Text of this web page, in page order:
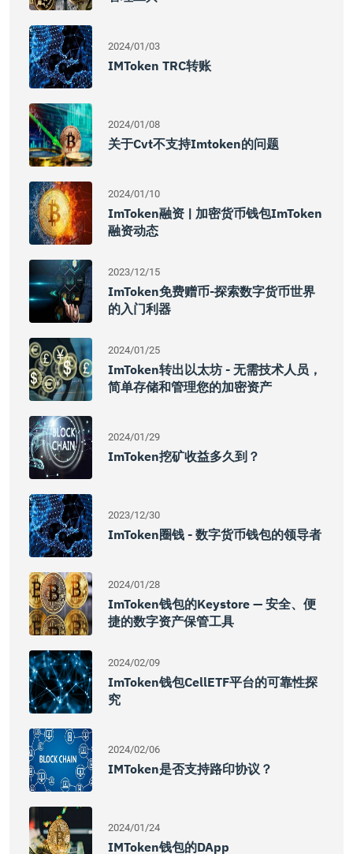
2024/01/03
IMToken TRC转账
2024/01/08
关于cvt不支持imtoken的问题
2024/01/10
ImToken融资 | 加密货币钱包imToken
融资动态
2023/12/15
ImToken免费赠币-探索数字货币世界
的入门利器
2024/01/25
ImToken转出以太坊 - 无需技术人员，
简单存储和管理您的加密资产
2024/01/29
ImToken挖矿收益多久到？
2023/12/30
ImToken圈钱 - 数字货币钱包的领导者
2024/01/28
ImToken钱包的Keystore — 安全、便
捷的数字资产保管工具
2024/02/09
ImToken钱包CellETF平台的可靠性探
究
2024/02/06
IMToken是否支持路印协议？
2024/01/24
IMToken钱包的DApp